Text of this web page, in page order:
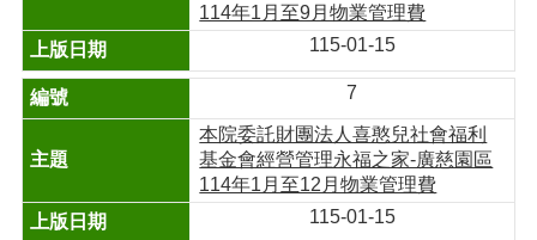
114年1月至9月物業管理費
115-01-15
7
本院委託財團法人喜憨兒社會福利
基金會經營管理永福之家-廣慈園區
114年1月至12月物業管理費
115-01-15